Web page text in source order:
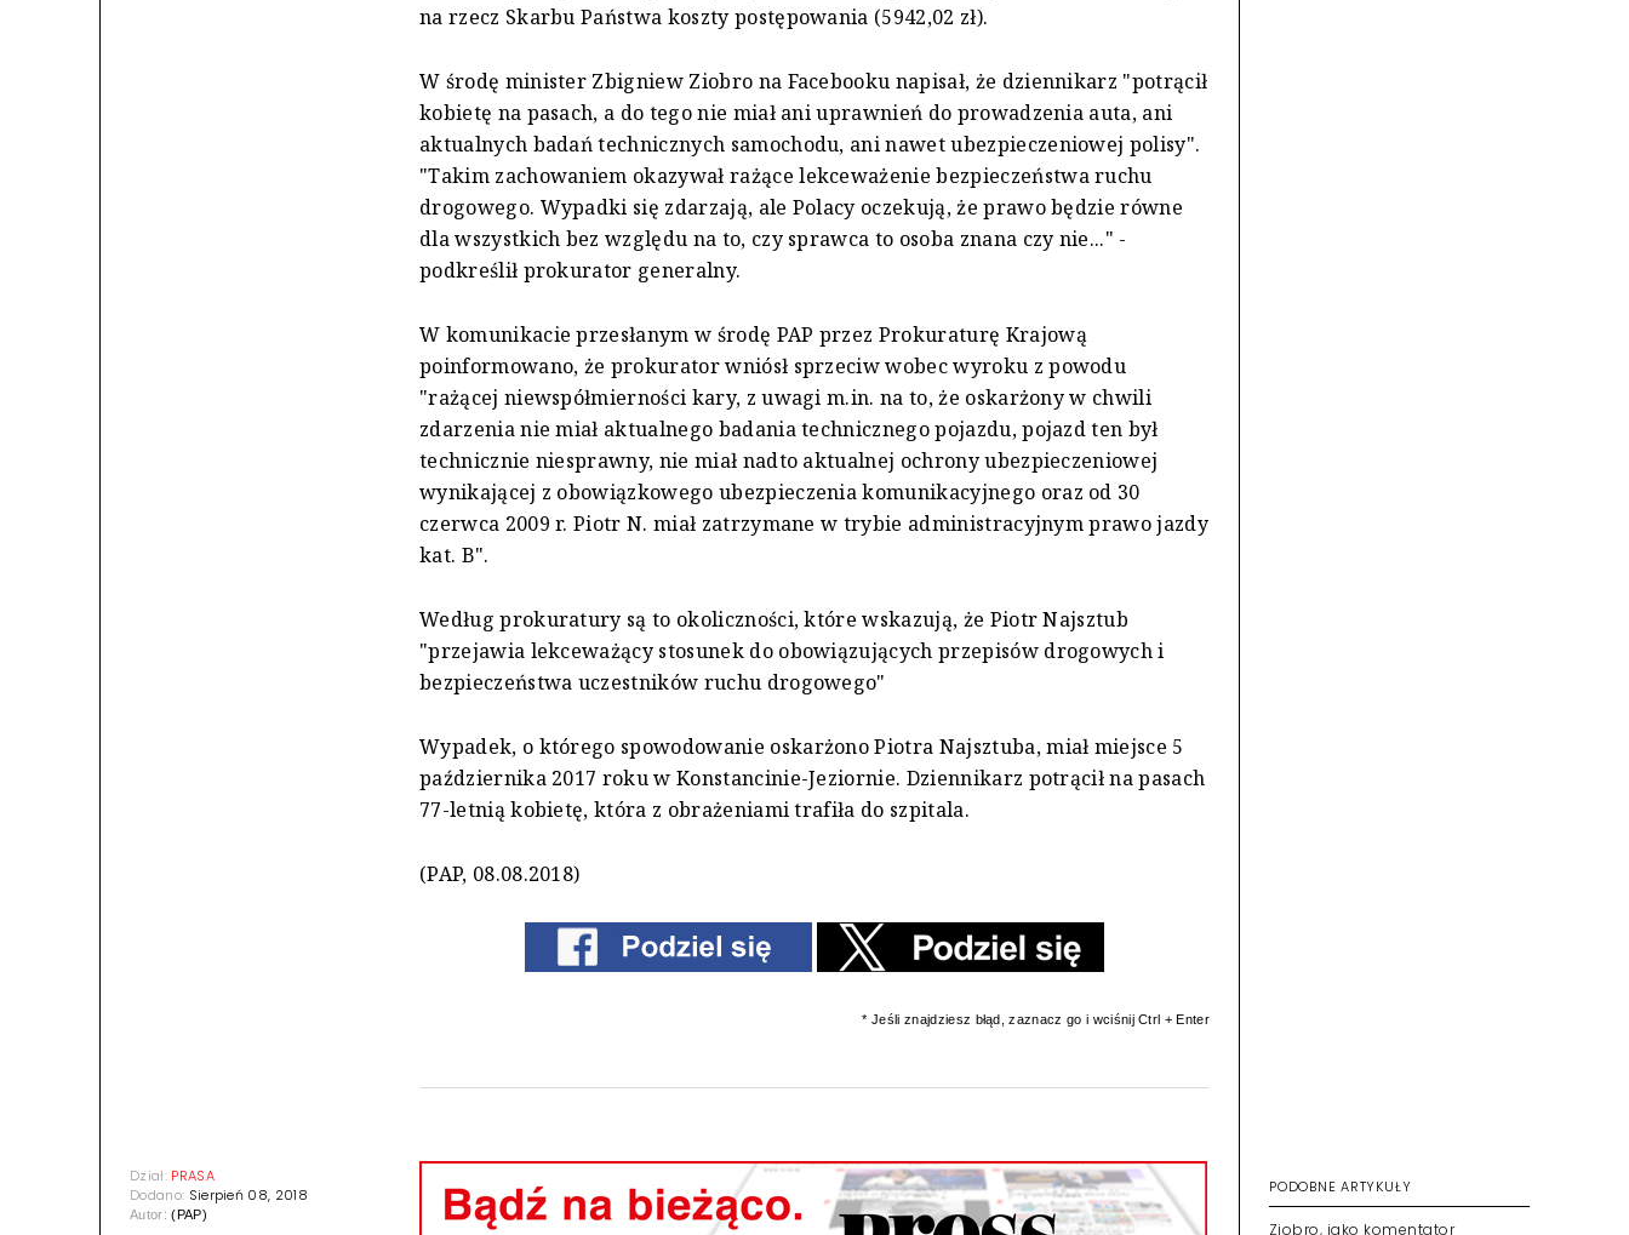
Dział: PRASA
Dodano: Sierpień 08, 2018
Autor:(PAP)
na rzecz Skarbu Państwa koszty postępowania (5942,02 zł).
W środę minister Zbigniew Ziobro na Facebooku napisał, że dziennikarz "potrącił
kobietę na pasach, a do tego nie miał ani uprawnień do prowadzenia auta, ani
aktualnych badań technicznych samochodu, ani nawet ubezpieczeniowej polisy".
"Takim zachowaniem okazywał rażące lekceważenie bezpieczeństwa ruchu
drogowego. Wypadki się zdarzają, ale Polacy oczekują, że prawo będzie równe
dla wszystkich bez względu na to, czy sprawca to osoba znana czy nie..." -
podkreślił prokurator generalny.
W komunikacie przesłanym w środę PAP przez Prokuraturę Krajową
poinformowano, że prokurator wniósł sprzeciw wobec wyroku z powodu
"rażącej niewspółmierności kary, z uwagi m.in. na to, że oskarżony w chwili
zdarzenia nie miał aktualnego badania technicznego pojazdu, pojazd ten był
technicznie niesprawny, nie miał nadto aktualnej ochrony ubezpieczeniowej
wynikającej z obowiązkowego ubezpieczenia komunikacyjnego oraz od 30
czerwca 2009 r. Piotr N. miał zatrzymane w trybie administracyjnym prawo jazdy
kat. B".
Według prokuratury są to okoliczności, które wskazują, że Piotr Najsztub
"przejawia lekceważący stosunek do obowiązujących przepisów drogowych i
bezpieczeństwa uczestników ruchu drogowego"
Wypadek, o którego spowodowanie oskarżono Piotra Najsztuba, miał miejsce 5
października 2017 roku w Konstancinie-Jeziornie. Dziennikarz potrącił na pasach
77-letnią kobietę, która z obrażeniami trafiła do szpitala.
(PAP, 08.08.2018)
* Jeśli znajdziesz błąd, zaznacz go i wciśnij Ctrl + Enter
PODOBNE ARTYKUŁY
Ziobro, jako komentator